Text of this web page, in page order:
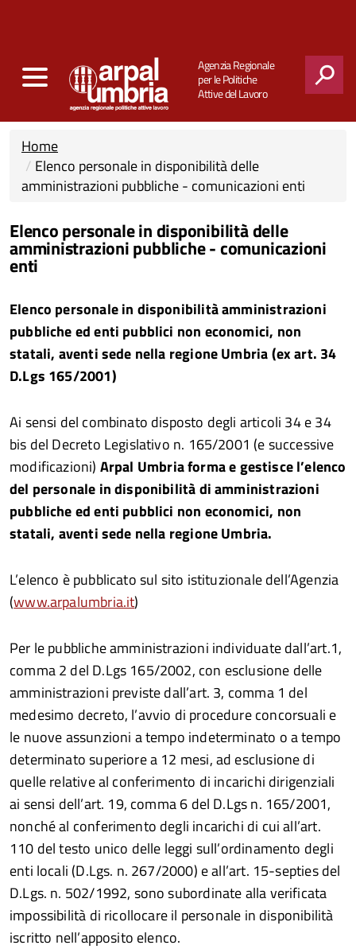
Agenzia Regionale
per le Politiche
Attive del Lavoro
Home
Elenco personale in disponibilità delle
amministrazioni pubbliche - comunicazioni enti
Elenco personale in disponibilità delle
amministrazioni pubbliche - comunicazioni
enti
Elenco personale in disponibilità amministrazioni
pubbliche ed enti pubblici non economici, non
statali, aventi sede nella regione Umbria (ex art. 34
D.Lgs 165/2001)
Ai sensi del combinato disposto degli articoli 34 e 34
bis del Decreto Legislativo n. 165/2001 (e successive
modificazioni) Arpal Umbriaforma e gestisce l’elenco
del personale in disponibilità di amministrazioni
pubbliche ed enti pubblici non economici, non
statali, aventi sede nella regione Umbria.
L’elenco è pubblicato sul sito istituzionale dell’Agenzia
(www.arpalumbria.it)
Per le pubbliche amministrazioni individuate dall’art.1,
comma 2 del D.Lgs 165/2002, con esclusione delle
amministrazioni previste dall’art. 3, comma 1 del
medesimo decreto, l’avvio di procedure concorsuali e
le nuove assunzioni a tempo indeterminato o a tempo
determinato superiore a 12 mesi, ad esclusione di
quelle relative al conferimento di incarichi dirigenziali
ai sensi dell’art. 19, comma 6 del D.Lgs n. 165/2001,
nonché al conferimento degli incarichi di cui all’art.
110 del testo unico delle leggi sull’ordinamento degli
enti locali (D.Lgs. n. 267/2000) e all’art. 15-septies del
D.Lgs. n. 502/1992, sono subordinate alla verificata
impossibilità di ricollocare il personale in disponibilità
iscritto nell’apposito elenco.